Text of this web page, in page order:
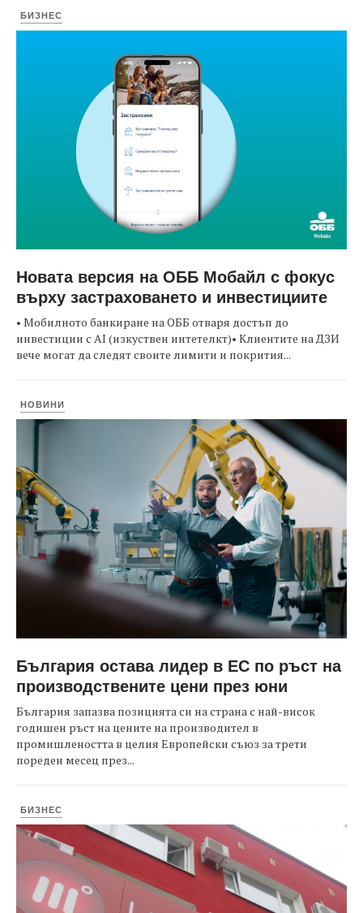
БИЗНЕС
Новата версия на ОББ Мобайл с фокус
върху застраховането и инвестициите
• Мобилното банкиране на ОББ отваря достъп до
инвестиции с AI (изкуствен интетелкт)• Клиентите на ДЗИ
вече могат да следят своите лимити и покрития...
НОВИНИ
България остава лидер в ЕС по ръст на
производствените цени през юни
България запазва позицията си на страна с най-висок
годишен ръст на цените на производител в
промишлеността в целия Европейски съюз за трети
пореден месец през...
БИЗНЕС